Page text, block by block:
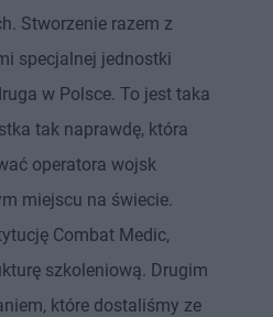
Stworzenie razem z
specjalnej jednostki
w Polsce. To jest taka
tak naprawdę, która
operatora wojsk
miejscu na świecie.
Combat Medic,
szkoleniową. Drugim
które dostaliśmy ze